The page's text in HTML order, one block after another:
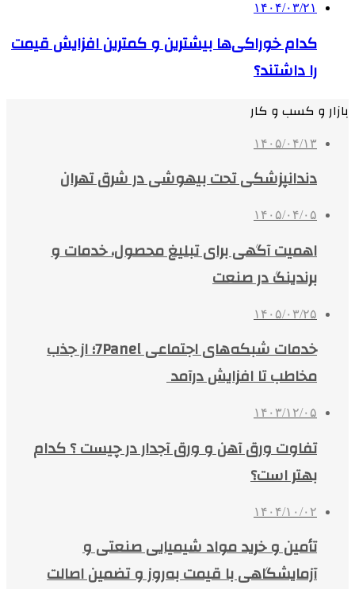
۱۴۰۴/۰۳/۲۱
کدام خوراکی‌ها بیشترین و کمترین افزایش قیمت
را داشتند؟
بازار و کسب و کار
۱۴۰۵/۰۴/۱۳
دندانپزشکی تحت بیهوشی در شرق تهران
۱۴۰۵/۰۴/۰۵
اهمیت آگهی برای تبلیغ محصول، خدمات و
برندینگ در صنعت
۱۴۰۵/۰۳/۲۵
خدمات شبکه‌های اجتماعی 7Panel؛ از جذب
مخاطب تا افزایش درآمد
۱۴۰۳/۱۲/۰۵
تفاوت ورق آهن و ورق آجدار در چیست ؟ کدام
بهتر است؟
۱۴۰۴/۱۰/۰۲
تأمین و خرید مواد شیمیایی صنعتی و
آزمایشگاهی با قیمت به‌روز و تضمین اصالت